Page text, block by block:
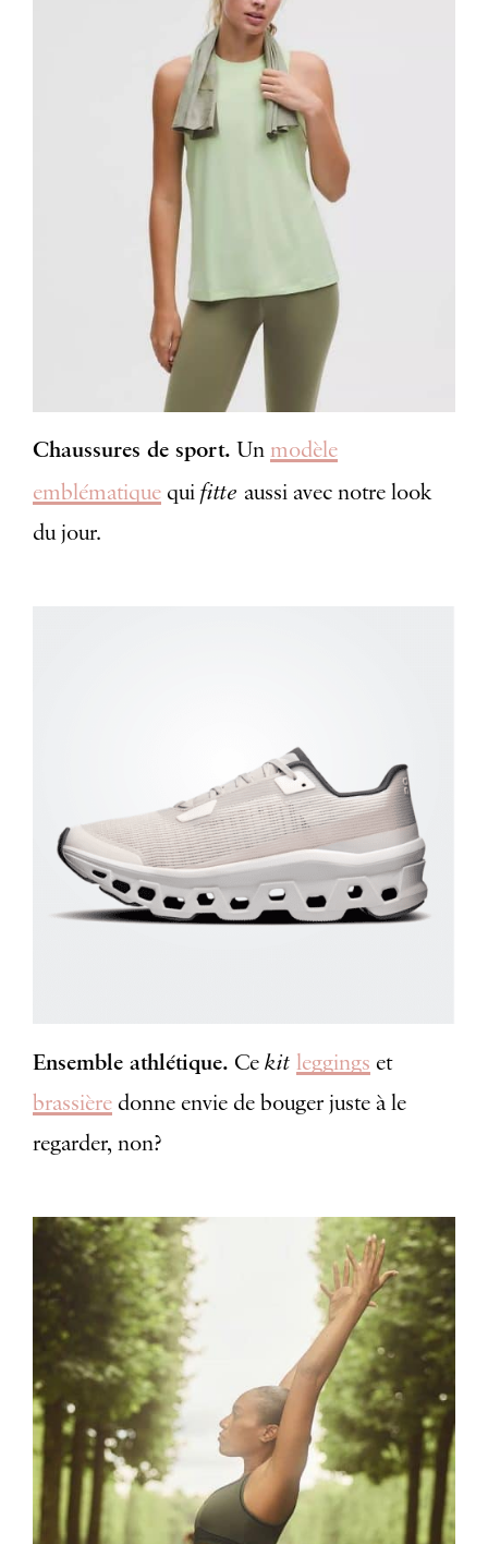
Chaussures de sport. Un modèle
emblématique qui fitte aussi avec notre look
du jour.
Ensemble athlétique. Ce kit leggings et
brassièredonne envie de bouger juste à le
regarder, non?